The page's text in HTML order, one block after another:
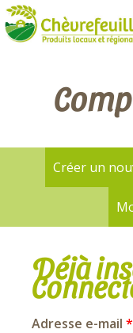
Onglets
principaux
Créer un
Déjà
Adresse e-mail *